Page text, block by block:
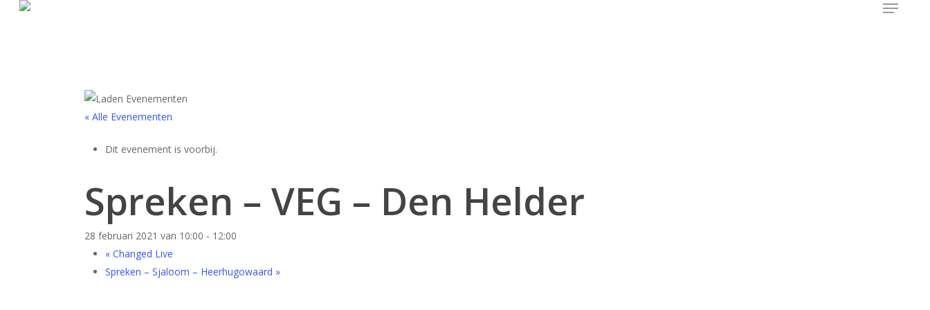
« Alle Evenementen
Dit evenement is voorbij.
Spreken – VEG – Den Helder
28 februari 2021 van 10:00 - 12:00
« Changed Live
Spreken – Sjaloom – Heerhugowaard »